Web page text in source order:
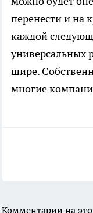
перенести и на
каждой
универсальных
шире.
многие
Комментарии на